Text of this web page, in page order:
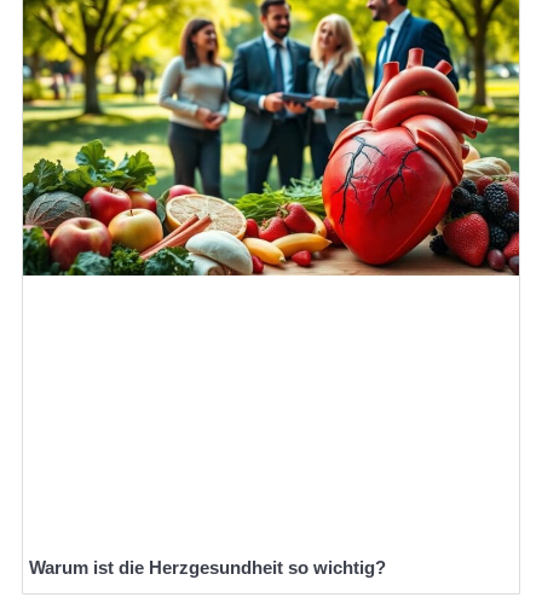
Warum ist die Herzgesundheit so wichtig?